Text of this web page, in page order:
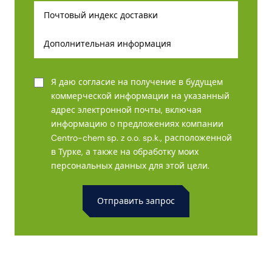
Я даю согласие на получение в будущем
коммерческой информации на указанный
адрес электронной почты, включая
информацию о предложениях компании
Centro-chem sp. z o.o. sp.k., расположенной
в Турке, а также на обработку моих
персональных данных для этой цели.